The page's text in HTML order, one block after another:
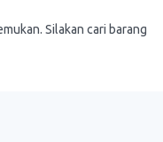
Silakan cari barang